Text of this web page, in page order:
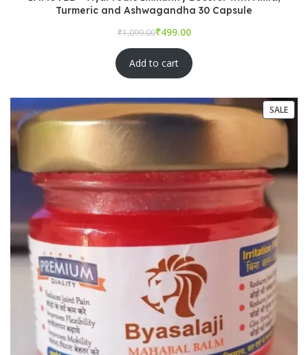
Turmeric and Ashwagandha 30 Capsule
₹
₹
Add to cart
SALE